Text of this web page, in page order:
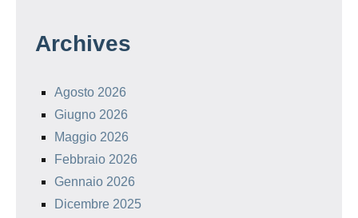
Archives
Agosto 2026
Giugno 2026
Maggio 2026
Febbraio 2026
Gennaio 2026
Dicembre 2025